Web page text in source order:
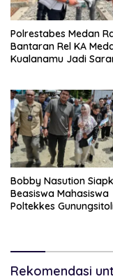
Polrestabes Medan
Bantaran Rel KA
Kualanamu Jadi
Beragam Senjata
Bobby Nasution
Beasiswa Mahasiswa
Poltekkes
Rekomendasi